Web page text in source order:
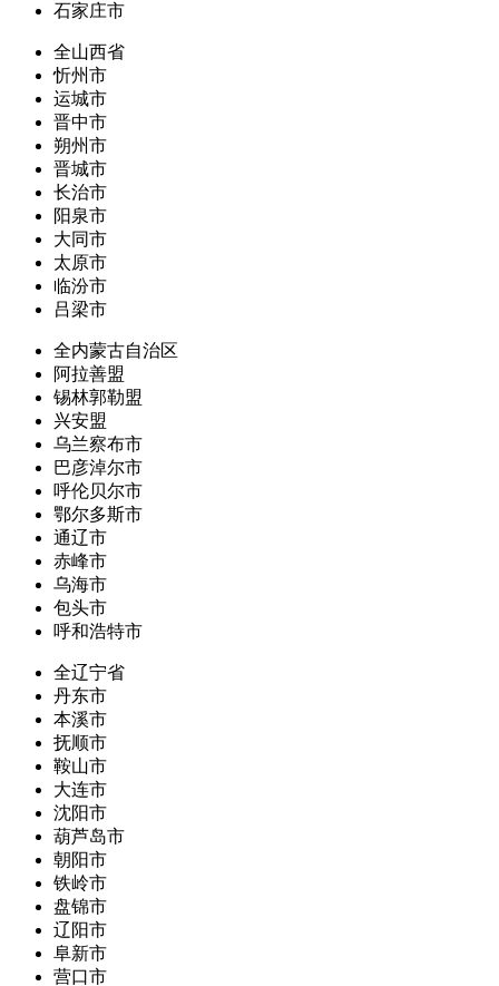
石家庄市
全山西省
忻州市
运城市
晋中市
朔州市
晋城市
长治市
阳泉市
大同市
太原市
临汾市
吕梁市
全内蒙古自治区
阿拉善盟
锡林郭勒盟
兴安盟
乌兰察布市
巴彦淖尔市
呼伦贝尔市
鄂尔多斯市
通辽市
赤峰市
乌海市
包头市
呼和浩特市
全辽宁省
丹东市
本溪市
抚顺市
鞍山市
大连市
沈阳市
葫芦岛市
朝阳市
铁岭市
盘锦市
辽阳市
阜新市
营口市